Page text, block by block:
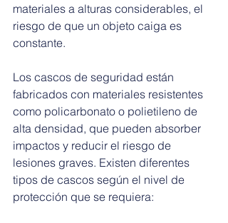
materiales a alturas considerables, el
riesgo de que un objeto caiga es
constante.
Los cascos de seguridad están
fabricados con materiales resistentes
como policarbonato o polietileno de
alta densidad, que pueden absorber
impactos y reducir el riesgo de
lesiones graves. Existen diferentes
tipos de cascos según el nivel de
protección que se requiera: